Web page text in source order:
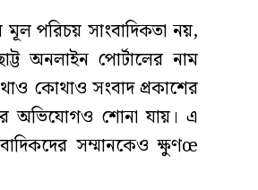
পরিচয় সাংবাদিকতা নয়,
অনলাইন পোর্টালের নাম
কোথাও সংবাদ প্রকাশের
অভিযোগও শোনা যায়। এ
সম্মানকেও ক্ষুণœ